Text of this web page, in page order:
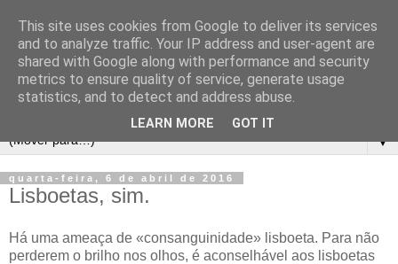
▼
quarta-feira, 6 de abril de 2016
Lisboetas, sim.
Há uma ameaça de «consanguinidade» lisboeta. Para não
perderem o brilho nos olhos, é aconselhável aos lisboetas
This site uses cookies from Google to deliver its services
and to analyze traffic. Your IP address and user-agent are
shared with Google along with performance and security
metrics to ensure quality of service, generate usage
statistics, and to detect and address abuse.
LEARN MORE GOT IT